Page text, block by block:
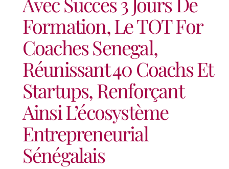
Formation, Le TOT For
Coaches Senegal,
Réunissant 40 Coachs Et
Startups, Renforçant
Ainsi L’écosystème
Entrepreneurial
Sénégalais